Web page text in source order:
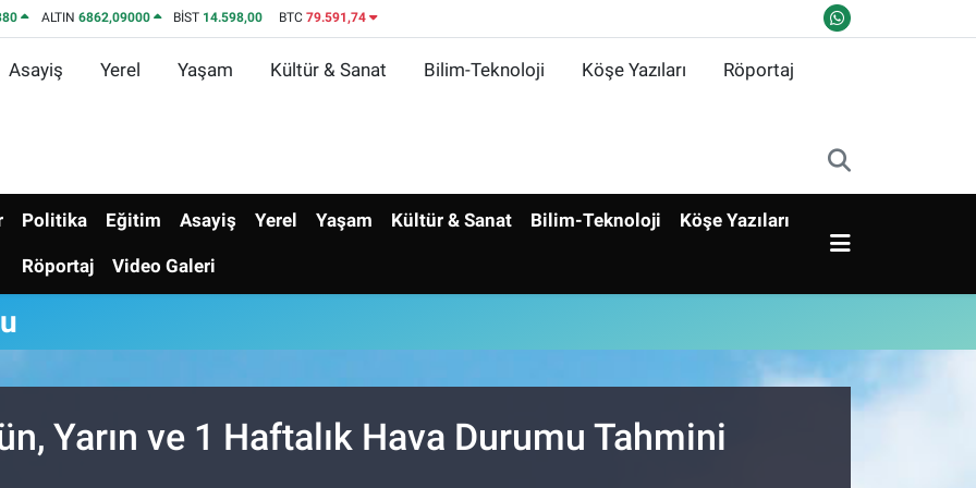
ALTIN 6862,09000 BİST 14.598,00 BTC 79.591,74
Asayiş Yerel Yaşam Kültür & Sanat Bilim-Teknoloji Köşe Yazıları Röportaj
Politika Eğitim Asayiş Yerel Yaşam Kültür & Sanat Bilim-Teknoloji Köşe Yazıları
Röportaj Video Galeri
Yarın ve 1 Haftalık Hava Durumu Tahmini